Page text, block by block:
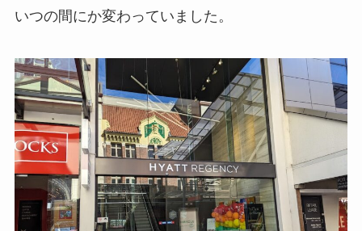
いつの間にか変わっていました。